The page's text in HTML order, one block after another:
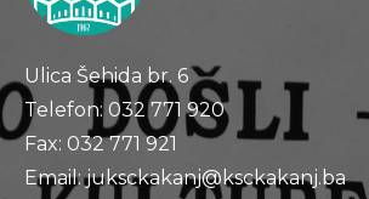
Ulica Šehida br. 6
Telefon: 032 771 920
Fax: 032 771 921
Email: juksckakanj@ksckakanj.ba